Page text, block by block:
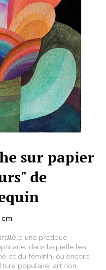
sur papier
de
une pratique
dans laquelle les
et du féminin, ou encore
populaire, art non